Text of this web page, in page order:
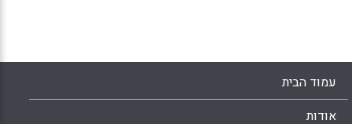
מול פסיכולוגים חינוכיים וקליניים, אנשי בריאות
הנפש וחוקרי חינוך ולהיות מוכנים להציע
לתלמידים ולאנשי הסגל תוכנית התערבות
עמוד הבית
אודות